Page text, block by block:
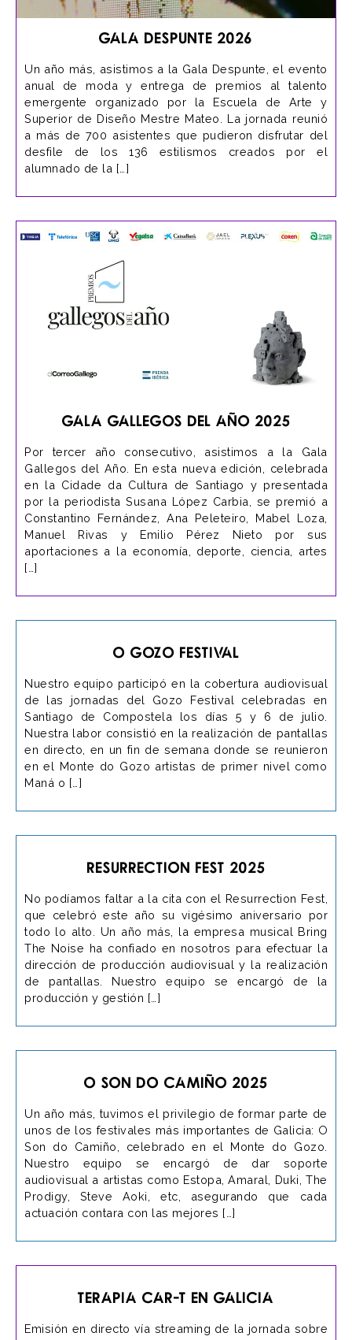
Gala Despunte 2026
Un año más, asistimos a la Gala Despunte, el evento
anual de moda y entrega de premios al talento
emergente organizado por la Escuela de Arte y
Superior de Diseño Mestre Mateo. La jornada reunió
a más de 700 asistentes que pudieron disfrutar del
desfile de los 136 estilismos creados por el
alumnado de la […]
Gala Gallegos del Año 2025
Por tercer año consecutivo, asistimos a la Gala
Gallegos del Año. En esta nueva edición, celebrada
en la Cidade da Cultura de Santiago y presentada
por la periodista Susana López Carbia, se premió a
Constantino Fernández, Ana Peleteiro, Mabel Loza,
Manuel Rivas y Emilio Pérez Nieto por sus
aportaciones a la economía, deporte, ciencia, artes
[…]
O Gozo Festival
Nuestro equipo participó en la cobertura audiovisual
de las jornadas del Gozo Festival celebradas en
Santiago de Compostela los días 5 y 6 de julio.
Nuestra labor consistió en la realización de pantallas
en directo, en un fin de semana donde se reunieron
en el Monte do Gozo artistas de primer nivel como
Maná o […]
Resurrection Fest 2025
No podíamos faltar a la cita con el Resurrection Fest,
que celebró este año su vigésimo aniversario por
todo lo alto. Un año más, la empresa musical Bring
The Noise ha confiado en nosotros para efectuar la
dirección de producción audiovisual y la realización
de pantallas. Nuestro equipo se encargó de la
producción y gestión […]
O Son do Camiño 2025
Un año más, tuvimos el privilegio de formar parte de
unos de los festivales más importantes de Galicia: O
Son do Camiño, celebrado en el Monte do Gozo.
Nuestro equipo se encargó de dar soporte
audiovisual a artistas como Estopa, Amaral, Duki, The
Prodigy, Steve Aoki, etc, asegurando que cada
actuación contara con las mejores […]
Terapia CAR-T En Galicia
Emisión en directo vía streaming de la jornada sobre